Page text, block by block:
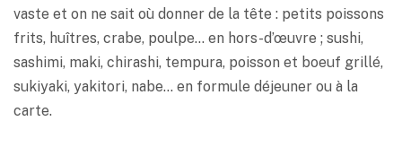
vaste et on ne sait où donner de la tête : petits poissons
frits, huîtres, crabe, poulpe… en hors-d’œuvre ; sushi,
sashimi, maki, chirashi, tempura, poisson et boeuf grillé,
sukiyaki, yakitori, nabe… en formule déjeuner ou à la
carte.